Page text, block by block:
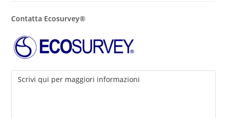
Contatta Ecosurvey®